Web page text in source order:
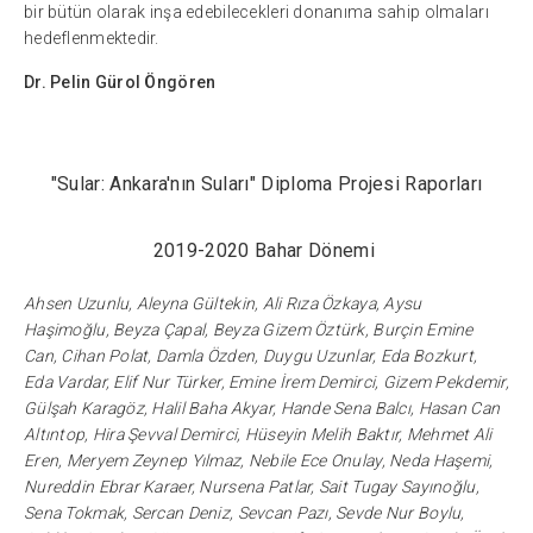
bir bütün olarak inşa edebilecekleri donanıma sahip olmaları
hedeflenmektedir.
Dr. Pelin Gürol Öngören
"Sular: Ankara'nın Suları" Diploma Projesi Raporları
2019-2020 Bahar Dönemi
Ahsen Uzunlu, Aleyna Gültekin, Ali Rıza Özkaya, Aysu
Haşimoğlu, Beyza Çapal, Beyza Gizem Öztürk, Burçin Emine
Can, Cihan Polat, Damla Özden, Duygu Uzunlar, Eda Bozkurt,
Eda Vardar, Elif Nur Türker, Emine İrem Demirci, Gizem Pekdemir,
Gülşah Karagöz, Halil Baha Akyar, Hande Sena Balcı, Hasan Can
Altıntop, Hira Şevval Demirci, Hüseyin Melih Baktır, Mehmet Ali
Eren, Meryem Zeynep Yılmaz, Nebile Ece Onulay, Neda Haşemi,
Nureddin Ebrar Karaer, Nursena Patlar, Sait Tugay Sayınoğlu,
Sena Tokmak, Sercan Deniz, Sevcan Pazı, Sevde Nur Boylu,